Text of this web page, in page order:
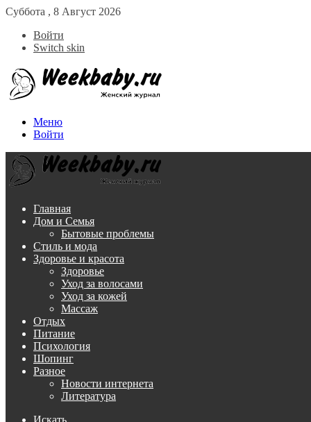
Суббота , 8 Август 2026
Войти
Switch skin
Меню
Войти
Главная
Дом и Семья
Бытовые проблемы
Стиль и мода
Здоровье и красота
Здоровье
Уход за волосами
Уход за кожей
Массаж
Отдых
Питание
Психология
Шопинг
Разное
Новости интернета
Литература
Искать